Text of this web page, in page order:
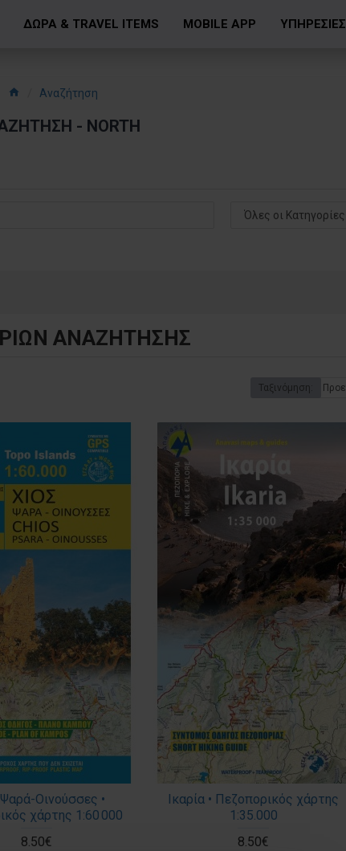
ΔΩΡΑ & TRAVEL ITEMS MOBILE APP ΥΠΗΡΕΣΙΕΣ
Αναζήτηση
- NORTH
ΑΝΑΖΉΤΗΣΗΣ
Ταξινόμηση:
Οινούσσες •
χάρτης 1:60 000
8.50€
Ικαρία • Πεζοπορικός χάρτης
1:35.000
8.50€